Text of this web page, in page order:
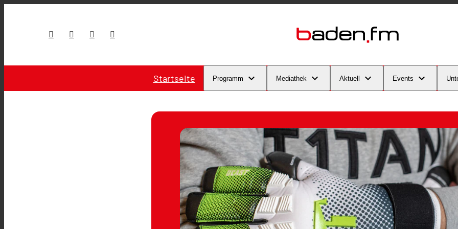
Startseite Programm Mediathek Aktuell Events